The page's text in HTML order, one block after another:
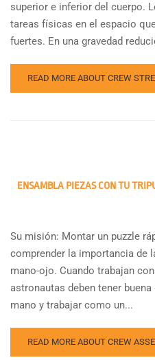
superior e inferior del cuerpo.
tareas físicas en el espacio
fuertes. En una gravedad
READ MORE ABOUT CREW
ENSAMBLA PIEZAS CON TU
Su misión: Montar un puzzle
comprender la importancia de
mano-ojo. Cuando trabajan
astronautas deben tener
mano y trabajar como un...
READ MORE ABOUT CREW